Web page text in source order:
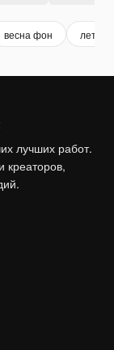
весна фон летит
лучших работ.
креаторов,